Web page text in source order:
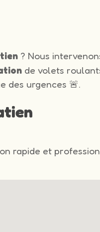
? Nous
de volets
des urgences 🚨.
rapide et